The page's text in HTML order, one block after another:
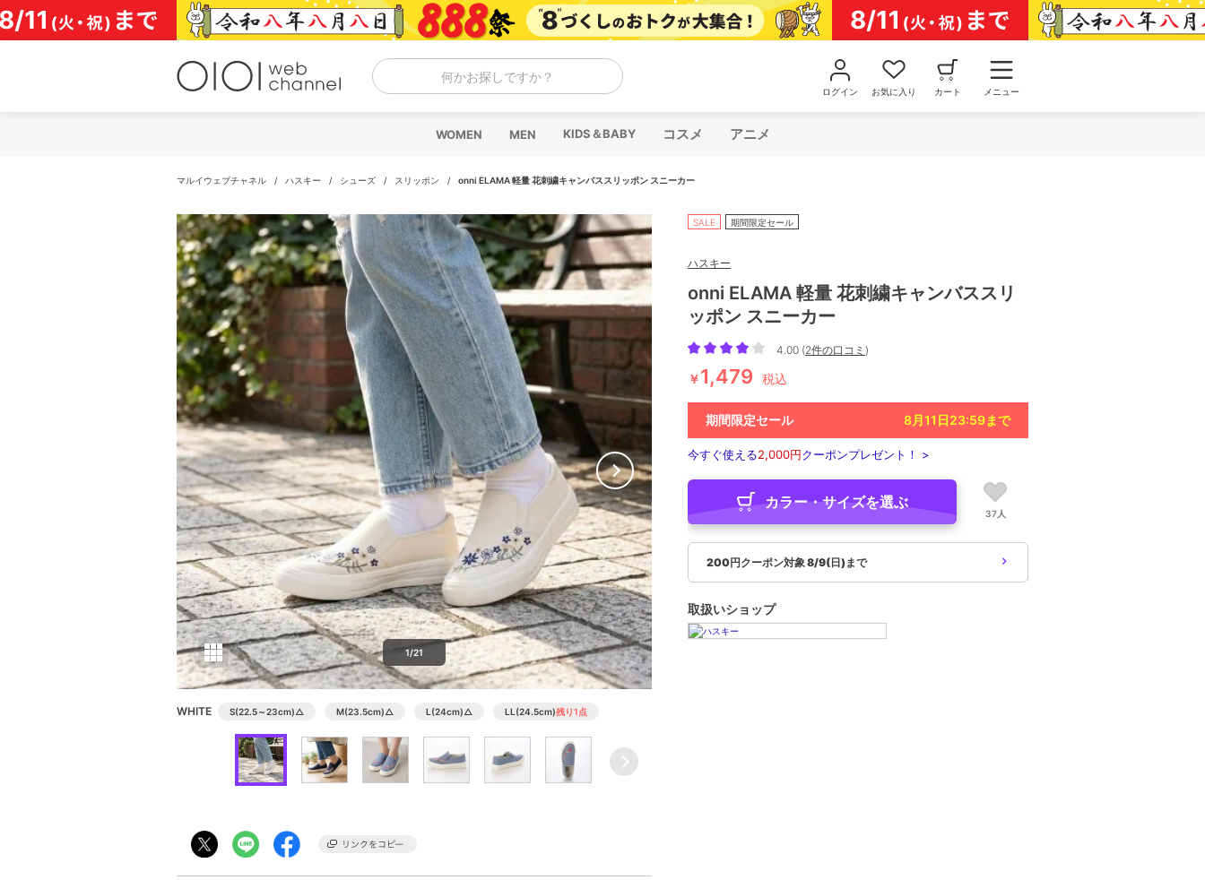
コ
ン
テ
何かお探しですか？
ログイン お気に入り カート メニュー
WOMEN MEN KIDS＆BABY コスメ アニメ
マルイウェブチャネル / ハスキー / シューズ / スリッポン / onni ELAMA 軽量 花刺繍キャンバススリッポン スニーカー
1/21
WHITE S(22.5～23cm)△ M(23.5cm)△ L(24cm)△ LL(24.5cm)残り1点
SALE 期間限定セール
ハスキー
onni ELAMA 軽量 花刺繍キャンバススリ
ッポン スニーカー
4.00 (2件の口コミ )
￥1,479 税込
期間限定セール 8月11日23:59まで
今すぐ使える2,000円クーポンプレゼント！ >
カラー・サイズを選ぶ
37人
200円クーポン対象 8/9(日)まで
取扱いショップ